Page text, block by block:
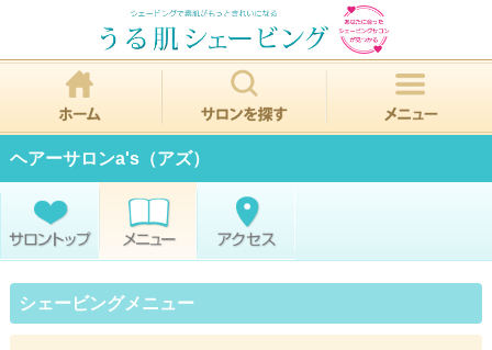
ヘアーサロンa's（アズ）
シェービングメニュー